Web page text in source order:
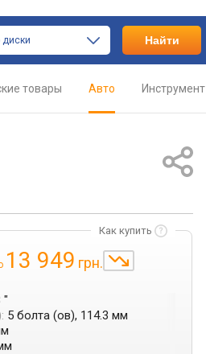
диски Найти
товары Авто Инструмент
Как купить
13 949 грн.
"
5 болта (ов), 114.3 мм